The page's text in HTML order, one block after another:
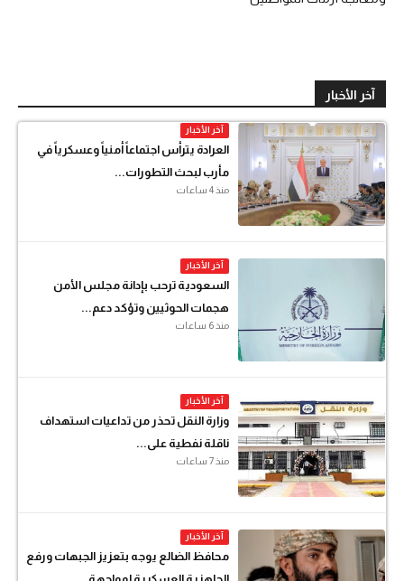
آخر الأخبار
آخر الأخبار
العرادة يترأس اجتماعاً أمنياً وعسكرياً في
مأرب لبحث التطورات...
منذ 4 ساعات
آخر الأخبار
السعودية ترحب بإدانة مجلس الأمن
هجمات الحوثيين وتؤكد دعم...
منذ 6 ساعات
آخر الأخبار
وزارة النقل تحذر من تداعيات استهداف
ناقلة نفطية على...
منذ 7 ساعات
آخر الأخبار
محافظ الضالع يوجه بتعزيز الجبهات ورفع